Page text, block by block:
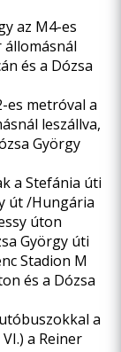
az M4-es
állomásnál
és a Dózsa
es metróval a
leszállva,
György
a Stefánia úti
út /Hungária
úton
György úti
Stadion M
és a Dózsa
a
a Reiner